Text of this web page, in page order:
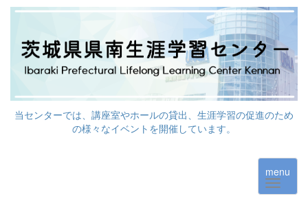
当センターでは、講座室やホールの貸出、生涯学習の促進のため
の様々なイベントを開催しています。
menu